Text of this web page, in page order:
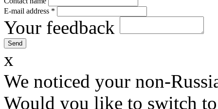
E-mail address *
Your feedback
x
We noticed your non-
Would you like to switch